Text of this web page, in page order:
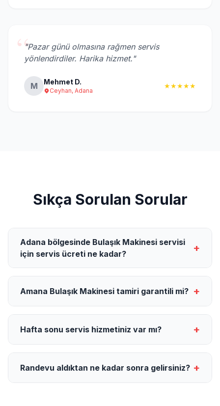
“"Pazar günü olmasına rağmen servis
yönlendirdiler. Harika hizmet."
M Mehmet D.
Ceyhan, Adana
★★★★★
Sıkça Sorulan Sorular
Adana bölgesinde Bulaşık Makinesi servisi
için servis ücreti ne kadar?
+
Amana Bulaşık Makinesi tamiri garantili mi? +
Hafta sonu servis hizmetiniz var mı? +
Randevu aldıktan ne kadar sonra gelirsiniz? +